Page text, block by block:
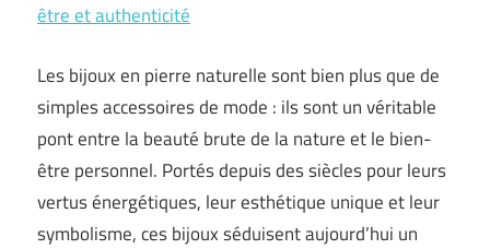
être et authenticité
Les bijoux en pierre naturelle sont bien plus que de
simples accessoires de mode : ils sont un véritable
pont entre la beauté brute de la nature et le bien-
être personnel. Portés depuis des siècles pour leurs
vertus énergétiques, leur esthétique unique et leur
symbolisme, ces bijoux séduisent aujourd’hui un